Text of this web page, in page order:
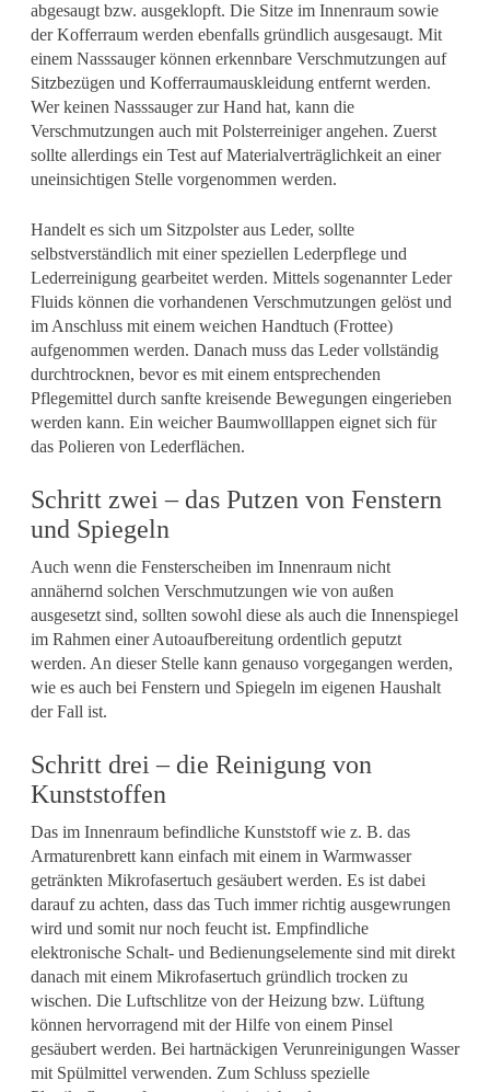
abgesaugt bzw. ausgeklopft. Die Sitze im Innenraum sowie
der Kofferraum werden ebenfalls gründlich ausgesaugt. Mit
einem Nasssauger können erkennbare Verschmutzungen auf
Sitzbezügen und Kofferraumauskleidung entfernt werden.
Wer keinen Nasssauger zur Hand hat, kann die
Verschmutzungen auch mit Polsterreiniger angehen. Zuerst
sollte allerdings ein Test auf Materialverträglichkeit an einer
uneinsichtigen Stelle vorgenommen werden.
Handelt es sich um Sitzpolster aus Leder, sollte
selbstverständlich mit einer speziellen Lederpflege und
Lederreinigung gearbeitet werden. Mittels sogenannter Leder
Fluids können die vorhandenen Verschmutzungen gelöst und
im Anschluss mit einem weichen Handtuch (Frottee)
aufgenommen werden. Danach muss das Leder vollständig
durchtrocknen, bevor es mit einem entsprechenden
Pflegemittel durch sanfte kreisende Bewegungen eingerieben
werden kann. Ein weicher Baumwolllappen eignet sich für
das Polieren von Lederflächen.
Schritt zwei – das Putzen von Fenstern
und Spiegeln
Auch wenn die Fensterscheiben im Innenraum nicht
annähernd solchen Verschmutzungen wie von außen
ausgesetzt sind, sollten sowohl diese als auch die Innenspiegel
im Rahmen einer Autoaufbereitung ordentlich geputzt
werden. An dieser Stelle kann genauso vorgegangen werden,
wie es auch bei Fenstern und Spiegeln im eigenen Haushalt
der Fall ist.
Schritt drei – die Reinigung von
Kunststoffen
Das im Innenraum befindliche Kunststoff wie z. B. das
Armaturenbrett kann einfach mit einem in Warmwasser
getränkten Mikrofasertuch gesäubert werden. Es ist dabei
darauf zu achten, dass das Tuch immer richtig ausgewrungen
wird und somit nur noch feucht ist. Empfindliche
elektronische Schalt- und Bedienungselemente sind mit direkt
danach mit einem Mikrofasertuch gründlich trocken zu
wischen. Die Luftschlitze von der Heizung bzw. Lüftung
können hervorragend mit der Hilfe von einem Pinsel
gesäubert werden. Bei hartnäckigen Verunreinigungen Wasser
mit Spülmittel verwenden. Zum Schluss spezielle